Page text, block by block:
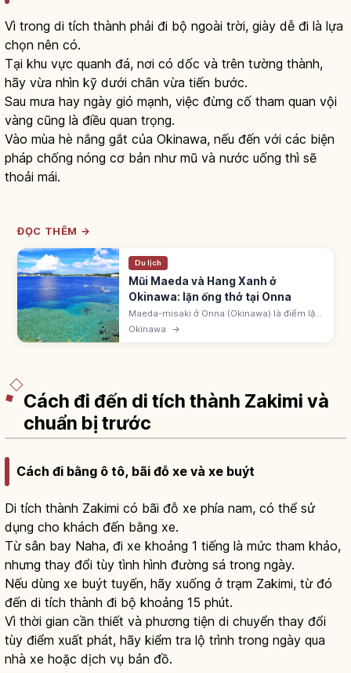
Vì trong di tích thành phải đi bộ ngoài trời, giày dễ đi là lựa
chọn nên có.
Tại khu vực quanh đá, nơi có dốc và trên tường thành,
hãy vừa nhìn kỹ dưới chân vừa tiến bước.
Sau mưa hay ngày gió mạnh, việc đừng cố tham quan vội
vàng cũng là điều quan trọng.
Vào mùa hè nắng gắt của Okinawa, nếu đến với các biện
pháp chống nóng cơ bản như mũ và nước uống thì sẽ
thoải mái.
ĐỌC THÊM →
Du lịch
Mũi Maeda và Hang Xanh ở
Okinawa: lặn ống thở tại Onna
Maeda-misaki ở Onna (Okinawa) là điểm lặn
biển và lặn ống thở nổi tiếng Nhật Bản. Hang
Okinawa →
Cách đi đến di tích thành Zakimi và
chuẩn bị trước
Cách đi bằng ô tô, bãi đỗ xe và xe buýt
Di tích thành Zakimi có bãi đỗ xe phía nam, có thể sử
dụng cho khách đến bằng xe.
Từ sân bay Naha, đi xe khoảng 1 tiếng là mức tham khảo,
nhưng thay đổi tùy tình hình đường sá trong ngày.
Nếu dùng xe buýt tuyến, hãy xuống ở trạm Zakimi, từ đó
đến di tích thành đi bộ khoảng 15 phút.
Vì thời gian cần thiết và phương tiện di chuyển thay đổi
tùy điểm xuất phát, hãy kiểm tra lộ trình trong ngày qua
nhà xe hoặc dịch vụ bản đồ.